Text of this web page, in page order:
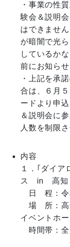
・事業の性
験会＆説明
はできませ
が暗闇で光
しているか
前にお知らせ
・上記を承
合は、６月
ードより申
＆説明会に
人数を制限
内容
１．｢ダイア
ス　in　高
日　程：令
場　所：高
イベントホ
時間帯：全
○１回